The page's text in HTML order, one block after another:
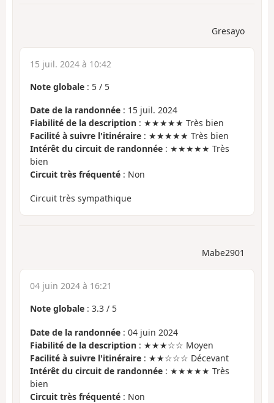
Gresayo
15 juil. 2024 à 10:42
Note globale : 5 / 5
Date de la randonnée : 15 juil. 2024
Fiabilité de la description : ★★★★★ Très bien
Facilité à suivre l'itinéraire : ★★★★★ Très bien
Intérêt du circuit de randonnée : ★★★★★ Très
bien
Circuit très fréquenté : Non
Circuit très sympathique
Mabe2901
04 juin 2024 à 16:21
Note globale : 3.3 / 5
Date de la randonnée : 04 juin 2024
Fiabilité de la description : ★★★☆☆ Moyen
Facilité à suivre l'itinéraire : ★★☆☆☆ Décevant
Intérêt du circuit de randonnée : ★★★★★ Très
bien
Circuit très fréquenté : Non